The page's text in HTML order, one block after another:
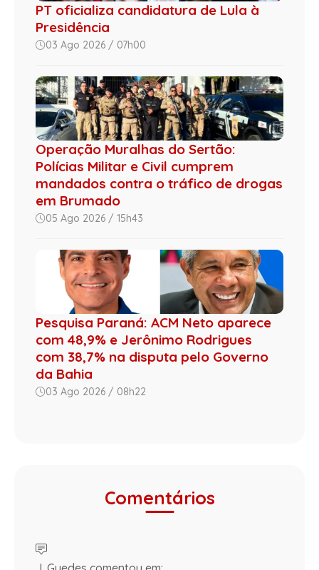
PT oficializa candidatura de Lula à
Presidência
03 Ago 2026 / 07h00
Operação Muralhas do Sertão:
Polícias Militar e Civil cumprem
mandados contra o tráfico de drogas
em Brumado
05 Ago 2026 / 15h43
Pesquisa Paraná: ACM Neto aparece
com 48,9% e Jerônimo Rodrigues
com 38,7% na disputa pelo Governo
da Bahia
03 Ago 2026 / 08h22
Comentários